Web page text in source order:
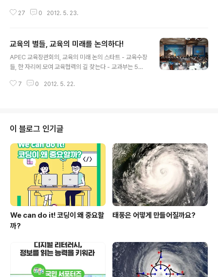
모든 지식과 흥미로운 정보를 학교 교실 안에서 배울 수 있
다.교실의 경계를 허물고 사고의 자유로움을 통해 창의력
과 협동심을 함양할 수 있는 스마트 교실이 APEC 교육장
관회의가 개최되는 현대호텔에서 21일 개관하였다. 교육
까지 제5차 APEC 교육장관회의가 개최되는 경주 현대호
27 0 2012. 5. 23.
교육의 별들, 교육의 미래를 논의하다!
APEC 교육장관회의, 교육의 미래 논의 스타트 - 교육수장
들, 한 자리에 모여 교육협력의 길 찾는다 - 교과부는 5월
국의 교육장관과 대표단 등 150여명이 참석한 가운데 개
관(Sergey IVANETS, 장관 직무대행)과 APEC 사무총
장(Muhamad NOOR)의 축사, 그리고 이주호 장관의 기
조연설로 이어진 개회식을 시작으로 본 회의가 개회됩니
다. 대통령은 영상메시지를 통해 APEC 회원국 교육장관
및 대표단의 한국 방문을 환영하고, APEC 역내의 지속가
능하고 균형 잡힌..
7 0 2012. 5. 22.
이 블로그 인기글
We can do it! 코딩이 왜 중요할
까?
태풍은 어떻게 만들어질까요?